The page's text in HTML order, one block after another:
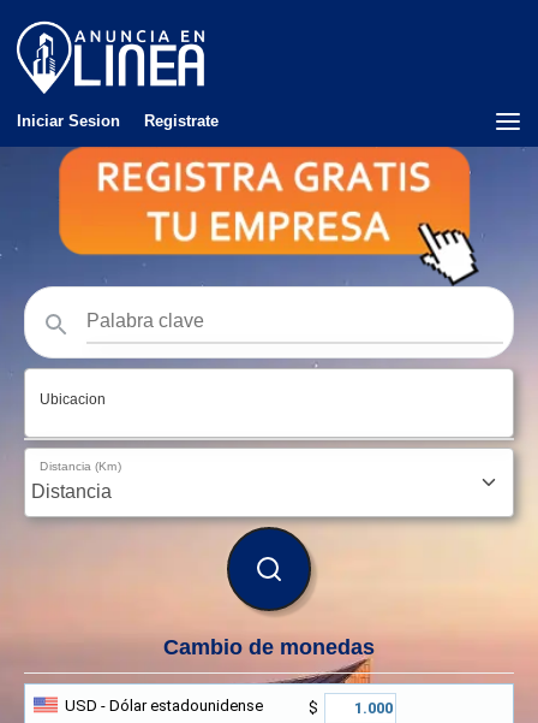
Iniciar Sesion Registrate
Ubicacion
Distancia (Km)
BUSCAR
Cambio de monedas
USD - Dólar estadounidense
$